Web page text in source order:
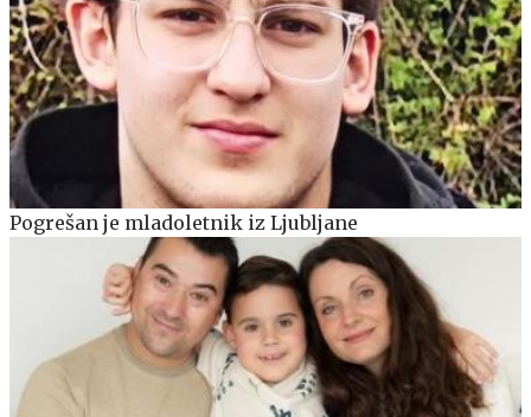
Pogrešan je mladoletnik iz Ljubljane